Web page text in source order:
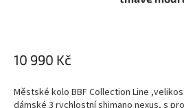
10 990 Kč
Městské kolo BBF Collection Line